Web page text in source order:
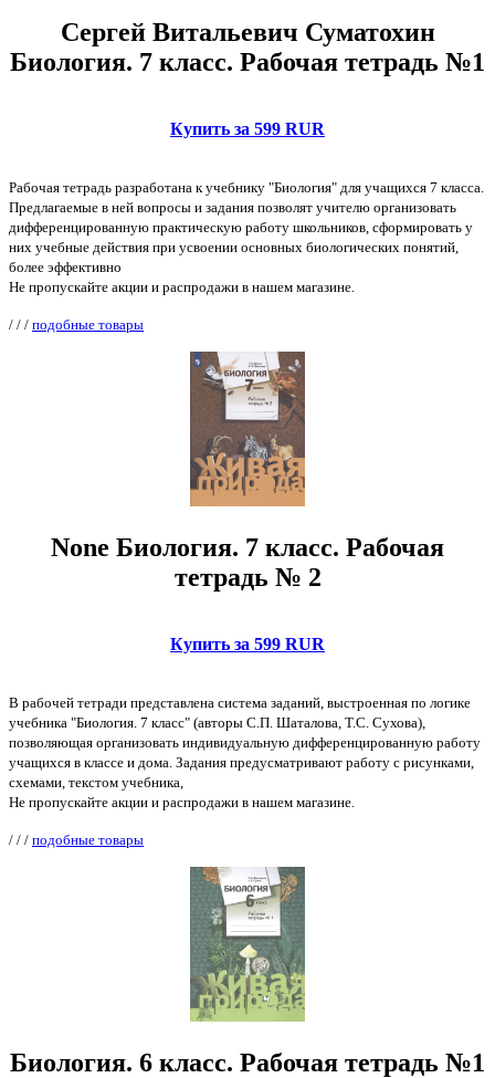
Сергей Витальевич Суматохин
Биология. 7 класс. Рабочая тетрадь №1
Купить за 599 RUR
Рабочая тетрадь разработана к учебнику "Биология" для учащихся 7 класса.
Предлагаемые в ней вопросы и задания позволят учителю организовать
дифференцированную практическую работу школьников, сформировать у
них учебные действия при усвоении основных биологических понятий,
более эффективно
Не пропускайте акции и распродажи в нашем магазине.
/ / / подобные товары
None Биология. 7 класс. Рабочая
тетрадь № 2
Купить за 599 RUR
В рабочей тетради представлена система заданий, выстроенная по логике
учебника "Биология. 7 класс" (авторы С.П. Шаталова, Т.С. Сухова),
позволяющая организовать индивидуальную дифференцированную работу
учащихся в классе и дома. Задания предусматривают работу с рисунками,
схемами, текстом учебника,
Не пропускайте акции и распродажи в нашем магазине.
/ / / подобные товары
Биология. 6 класс. Рабочая тетрадь №1